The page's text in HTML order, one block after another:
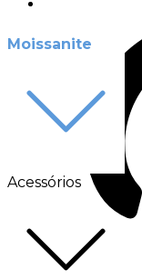
Moissanite
Acessórios